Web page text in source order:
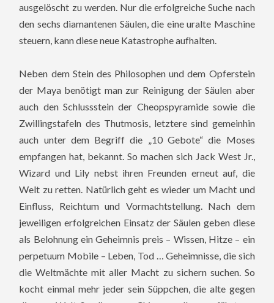
ausgelöscht zu werden. Nur die erfolgreiche Suche nach
den sechs diamantenen Säulen, die eine uralte Maschine
steuern, kann diese neue Katastrophe aufhalten.
Neben dem Stein des Philosophen und dem Opferstein
der Maya benötigt man zur Reinigung der Säulen aber
auch den Schlussstein der Cheopspyramide sowie die
Zwillingstafeln des Thutmosis, letztere sind gemeinhin
auch unter dem Begriff die „10 Gebote“ die Moses
empfangen hat, bekannt. So machen sich Jack West Jr.,
Wizard und Lily nebst ihren Freunden erneut auf, die
Welt zu retten. Natürlich geht es wieder um Macht und
Einfluss, Reichtum und Vormachtstellung. Nach dem
jeweiligen erfolgreichen Einsatz der Säulen geben diese
als Belohnung ein Geheimnis preis – Wissen, Hitze – ein
perpetuum Mobile – Leben, Tod … Geheimnisse, die sich
die Weltmächte mit aller Macht zu sichern suchen. So
kocht einmal mehr jeder sein Süppchen, die alte gegen